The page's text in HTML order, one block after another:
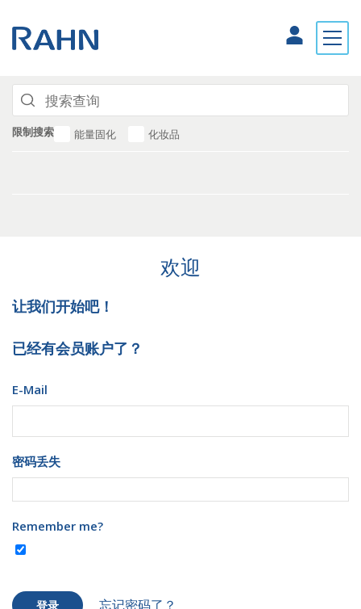
限制搜索 能量固化 化妆品
欢迎
让我们开始吧！
已经有会员账户了？
E-Mail
密码丢失
Remember me?
登录 忘记密码了？